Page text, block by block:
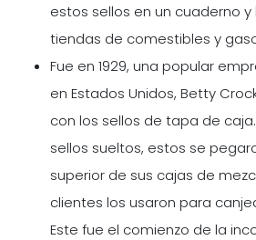
estos sellos en un cuaderno
tiendas de comestibles y
Fue en 1929, una popular
en Estados Unidos, Betty
con los sellos de tapa de
sellos sueltos, estos se
superior de sus cajas de
clientes los usaron para
Este fue el comienzo de la